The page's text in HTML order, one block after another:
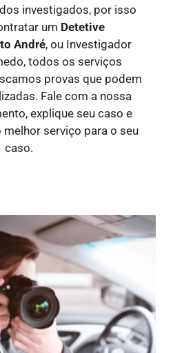
investigados, por isso
um Detetive
André, ou Investigador
todos os serviços
provas que podem
Fale com a nossa
explique seu caso e
serviço para o seu
caso.